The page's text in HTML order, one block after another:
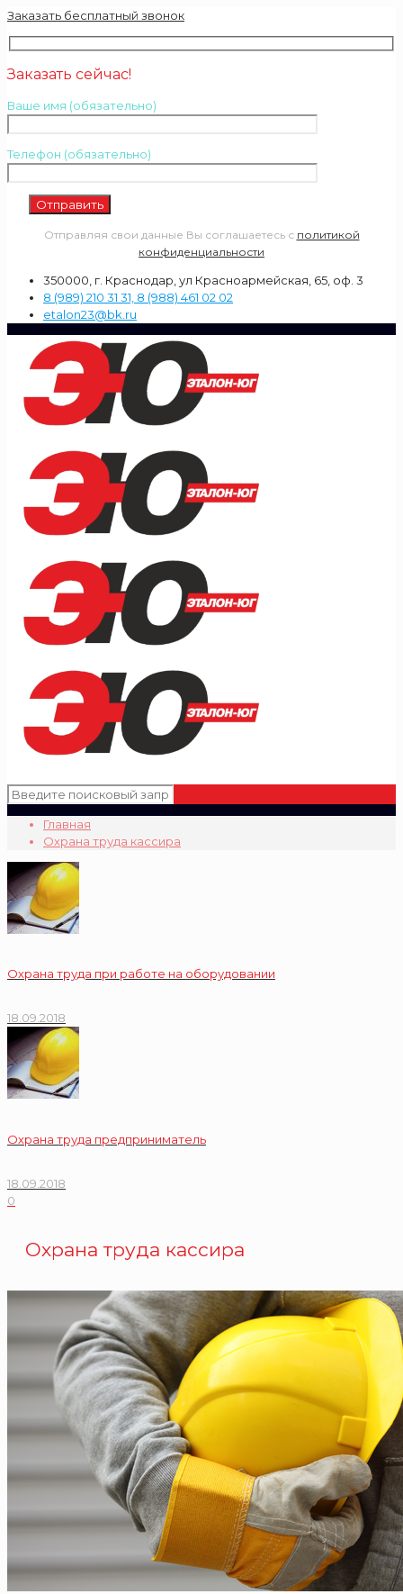
Заказать бесплатный звонок
Заказать сейчас!
Ваше имя (обязательно)
Телефон (обязательно)
Отправляя свои данные Вы соглашаетесь с политикой
конфиденциальности
350000, г. Краснодар, ул Красноармейская, 65, оф. 3
8 (989) 210 31 31, 8 (988) 461 02 02
etalon23@bk.ru
Главная
Охрана труда кассира
Охрана труда при работе на оборудовании
18.09.2018
Охрана труда предприниматель
18.09.2018
0
Охрана труда кассира